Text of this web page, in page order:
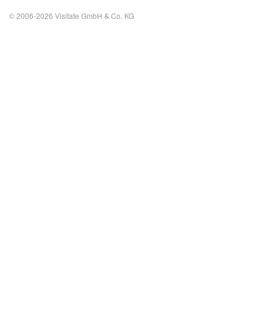
© 2006-2026 Visitate GmbH & Co. KG